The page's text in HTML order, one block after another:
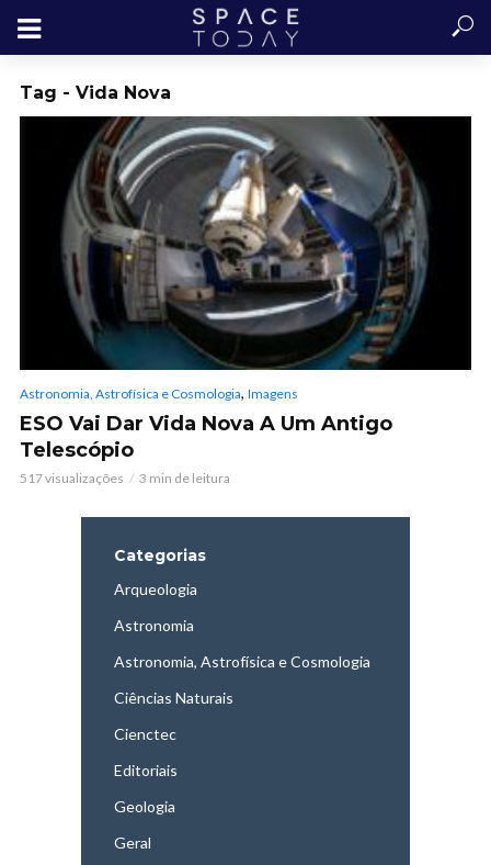
Tag - Vida Nova
Astronomia, Astrofísica e Cosmologia, Imagens
ESO Vai Dar Vida Nova A Um Antigo
Telescópio
517 visualizações 3 min de leitura
Categorias
Arqueologia
Astronomia
Astronomia, Astrofísica e Cosmologia
Ciências Naturais
Cienctec
Editoriais
Geologia
Geral